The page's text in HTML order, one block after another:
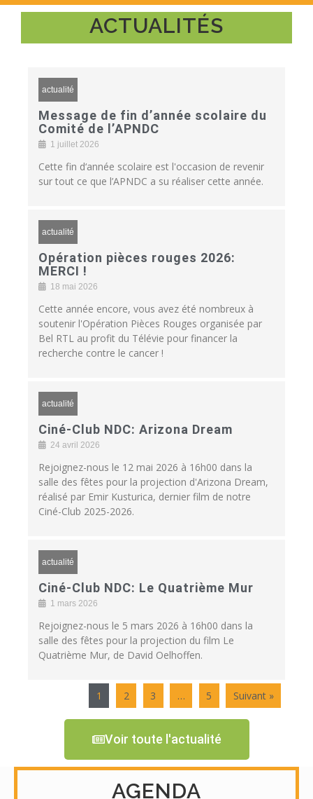
ACTUALITÉS
actualité
Message de fin d’année scolaire du
Comité de l’APNDC
1 juillet 2026
Cette fin d‘année scolaire est l'occasion de revenir
sur tout ce que l’APNDC a su réaliser cette année.
actualité
Opération pièces rouges 2026:
MERCI !
18 mai 2026
Cette année encore, vous avez été nombreux à
soutenir l'Opération Pièces Rouges organisée par
Bel RTL au profit du Télévie pour financer la
recherche contre le cancer !
actualité
Ciné-Club NDC: Arizona Dream
24 avril 2026
Rejoignez-nous le 12 mai 2026 à 16h00 dans la
salle des fêtes pour la projection d'Arizona Dream,
réalisé par Emir Kusturica, dernier film de notre
Ciné-Club 2025-2026.
actualité
Ciné-Club NDC: Le Quatrième Mur
1 mars 2026
Rejoignez-nous le 5 mars 2026 à 16h00 dans la
salle des fêtes pour la projection du film Le
Quatrième Mur, de David Oelhoffen.
1 2 3 … 5 Suivant »
Voir toute l'actualité
AGENDA